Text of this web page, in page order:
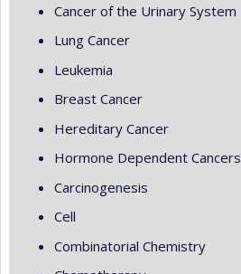
Cancer of the Urinary System
Lung Cancer
Leukemia
Breast Cancer
Hereditary Cancer
Hormone Dependent Cancers
Carcinogenesis
Cell
Combinatorial Chemistry